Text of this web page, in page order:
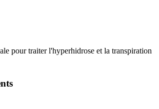
pour traiter l'hyperhidrose et la transpiration